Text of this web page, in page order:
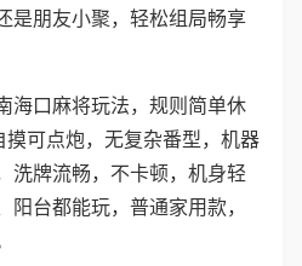
是朋友小聚，轻松组局畅享
海口麻将玩法，规则简单休
可点炮，无复杂番型，机器
洗牌流畅，不卡顿，机身轻
台都能玩，普通家用款，